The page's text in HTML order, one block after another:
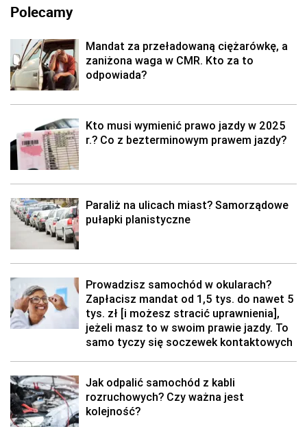
Polecamy
Mandat za przeładowaną ciężarówkę, a
zaniżona waga w CMR. Kto za to
odpowiada?
Kto musi wymienić prawo jazdy w 2025
r.? Co z bezterminowym prawem jazdy?
Paraliż na ulicach miast? Samorządowe
pułapki planistyczne
Prowadzisz samochód w okularach?
Zapłacisz mandat od 1,5 tys. do nawet 5
tys. zł [i możesz stracić uprawnienia],
jeżeli masz to w swoim prawie jazdy. To
samo tyczy się soczewek kontaktowych
Jak odpalić samochód z kabli
rozruchowych? Czy ważna jest
kolejność?